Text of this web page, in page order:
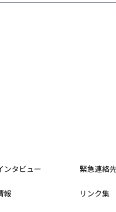
ンタビュー 緊急連絡
報 リンク集